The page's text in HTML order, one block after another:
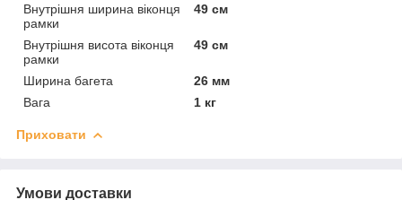
Внутрішня ширина віконця
рамки
49 см
Внутрішня висота віконця
рамки
49 см
Ширина багета
26 мм
Вага
1 кг
Приховати
Умови доставки